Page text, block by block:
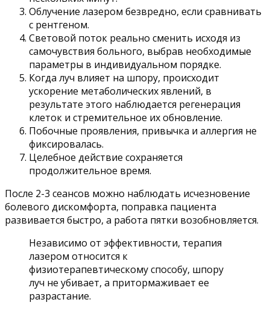
Облучение лазером безвредно, если сравнивать
с рентгеном.
Световой поток реально сменить исходя из
самочувствия больного, выбрав необходимые
параметры в индивидуальном порядке.
Когда луч влияет на шпору, происходит
ускорение метаболических явлений, в
результате этого наблюдается регенерация
клеток и стремительное их обновление.
Побочные проявления, привычка и аллергия не
фиксировалась.
Целебное действие сохраняется
продолжительное время.
После 2-3 сеансов можно наблюдать исчезновение
болевого дискомфорта, поправка пациента
развивается быстро, а работа пятки возобновляется.
Независимо от эффективности, терапия
лазером относится к
физиотерапевтическому способу, шпору
луч не убивает, а притормаживает ее
разрастание.